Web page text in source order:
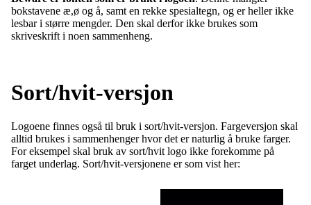
bokstavene æ,ø og å, samt en rekke spesialtegn, og er heller ikke
lesbar i større mengder. Den skal derfor ikke brukes som
skriveskrift i noen sammenheng.
Sort/hvit-versjon
Logoene finnes også til bruk i sort/hvit-versjon. Fargeversjon skal
alltid brukes i sammenhenger hvor det er naturlig å bruke farger.
For eksempel skal bruk av sort/hvit logo ikke forekomme på
farget underlag. Sort/hvit-versjonene er som vist her: